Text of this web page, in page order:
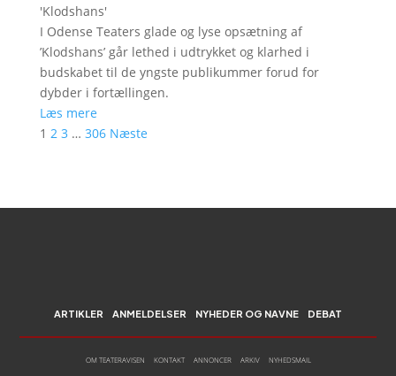
'Klodshans'
I Odense Teaters glade og lyse opsætning af
’Klodshans’ går lethed i udtrykket og klarhed i
budskabet til de yngste publikummer forud for
dybder i fortællingen.
Læs mere
1 2 3 … 306 Næste
ARTIKLER ANMELDELSER NYHEDER OG NAVNE DEBAT
OM TEATERAVISEN KONTAKT ANNONCER ARKIV NYHEDSMAIL